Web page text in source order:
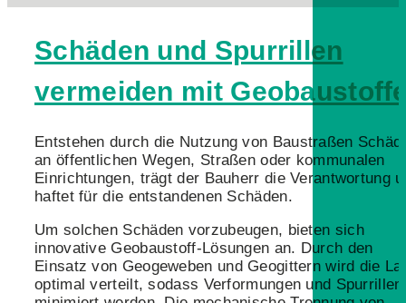
Schäden und Spurrillen
vermeiden mit
Entstehen durch die Nutzung von Baustraßen
an öffentlichen Wegen, Straßen oder kommunalen
Einrichtungen, trägt der Bauherr die Verantwortung
haftet für die entstandenen Schäden.
Um solchen Schäden vorzubeugen, bieten sich
innovative Geobaustoff-Lösungen an. Durch den
Einsatz von Geogeweben und Geogittern wird die
optimal verteilt, sodass Verformungen und Spurrillen